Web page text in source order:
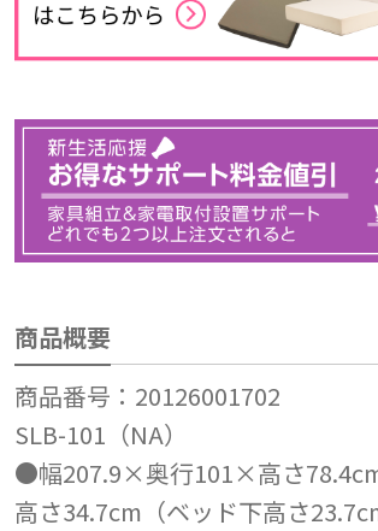
商品概要
商品番号：20126001702
SLB-101（NA）
●幅207.9×奥行101×高さ
高さ34.7cm（ベッド下高さ